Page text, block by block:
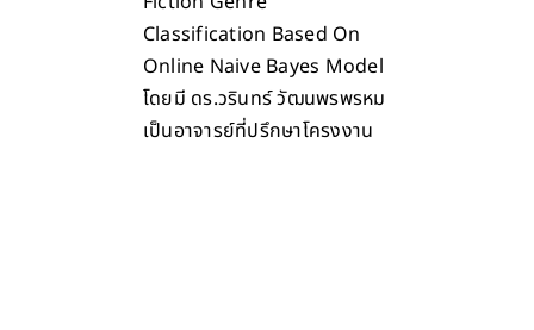
Classification Based On
Online Naive Bayes Model
โดยมี ดร.วรินทร์ วัฒนพรพรหม
เป็นอาจารย์ที่ปรึกษาโครงงาน